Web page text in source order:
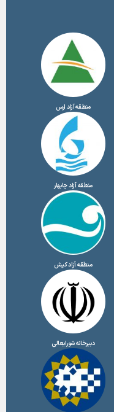
منطقه آزاد ارس
منطقه آزاد چابهار
منطقه آزاد کیش
دبیرخانه شورایعالی